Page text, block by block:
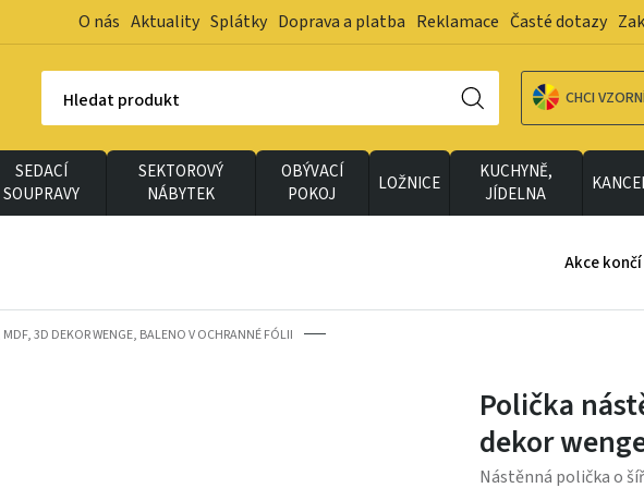
O nás Aktuality Splátky Doprava a platba Reklamace Časté dotazy
Hledat produkt CHCI
SEDACÍ
SOUPRAVY
SEKTOROVÝ
NÁBYTEK
OBÝVACÍ
POKOJ
LOŽNICE
KUCHYNĚ,
JÍDELNA
Akce končí
3D DEKOR WENGE, BALENO V OCHRANNÉ FÓLII
Polička
dekor
Nástěnná polička o